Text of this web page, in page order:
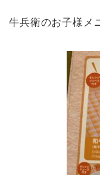
牛兵衛のお子様メ